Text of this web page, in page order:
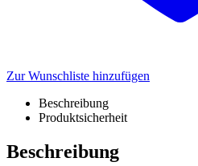
Zur Wunschliste hinzufügen
Beschreibung
Produktsicherheit
Beschreibung